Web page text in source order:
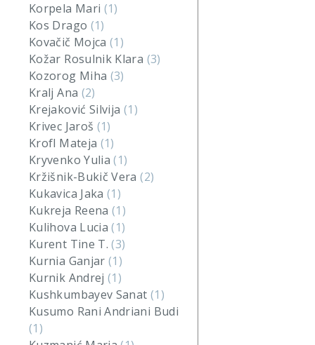
Korpela Mari (1)
Kos Drago (1)
Kovačič Mojca(1)
Kožar Rosulnik Klara (3)
Kozorog Miha (3)
Kralj Ana (2)
Krejaković Silvija (1)
Krivec Jaroš (1)
Krofl Mateja (1)
Kryvenko Yulia(1)
Kržišnik-Bukič Vera(2)
Kukavica Jaka(1)
Kukreja Reena(1)
Kulihova Lucia(1)
Kurent Tine T.(3)
Kurnia Ganjar(1)
Kurnik Andrej(1)
Kushkumbayev Sanat (1)
Kusumo Rani Andriani Budi
(1)